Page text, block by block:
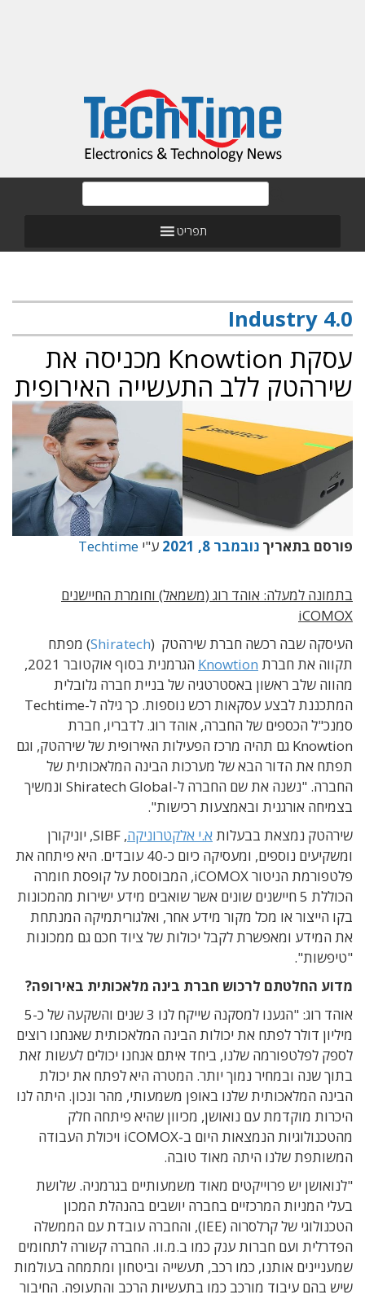
תפריט
Industry 4.0
עסקת Knowtion מכניסה את
שירהטק ללב התעשייה האירופית
פורסם בתאריך נובמבר 8, 2021 ע"י Techtime
בתמונה למעלה: אוהד רוג (משמאל) וחומרת החיישנים
iCOMOX
העיסקה שבה רכשה חברת שירהטק (Shiratech) מפתח
תקווה את חברת Knowtion
הגרמנית בסוף אוקטובר 2021,
מהווה שלב ראשון באסטרטגיה של בניית חברה גלובלית
המתכננת לבצע עסקאות רכש נוספות. כך גילה ל-Techtime
סמנכ"ל הכספים של החברה, אוהד רוג. לדבריו, חברת
Knowtion גם תהיה מרכז הפעילות האירופית של שירהטק, וגם
תפתח את הדור הבא של מערכות הבינה המלאכותית של
החברה. "נשנה את שם החברה ל-Shiratech Global ונמשיך
בצמיחה אורגנית ובאמצעות רכישות".
שירהטק נמצאת בבעלות א.י אלקטרוניקה,
SIBF, יוניקורן
ומשקיעים נוספים, ומעסיקה כיום כ-40 עובדים. היא פיתחה את
פלטפורמת הניטור iCOMOX, המבוססת על קופסת חומרה
הכוללת 5 חיישנים שונים אשר שואבים מידע ישירות מהמכונות
בקו הייצור או מכל מקור מידע אחר, ואלגוריתמיקה המנתחת
את המידע ומאפשרת לקבל יכולות של ציוד חכם גם ממכונות
"טיפשות".
מדוע החלטתם לרכוש חברת בינה מלאכותית באירופה?
אוהד רוג: "הגענו למסקנה שייקח לנו 3 שנים והשקעה של כ-5
מיליון דולר לפתח את יכולות הבינה המלאכותית שאנחנו רוצים
לספק לפלטפורמה שלנו, ביחד איתם אנחנו יכולים לעשות זאת
בתוך שנה ובמחיר נמוך יותר. המטרה היא לפתח את יכולת
הבינה המלאכותית שלנו באופן משמעותי, מהר ונכון. היתה לנו
היכרות מוקדמת עם נואושן, מכיוון שהיא פיתחה חלק
מהטכנולוגיות הנמצאות היום ב-iCOMOX ויכולת העבודה
המשותפת שלנו היתה מאוד טובה.
"לנואושן יש פרוייקטים מאוד משמעותיים בגרמניה. שלושת
בעלי המניות המרכזיים בחברה יושבים בהנהלת המכון
הטכנולוגי של קרלסרוה (IEE), והחברה עובדת עם הממשלה
הפדרלית ועם חברות ענק כמו ב.מ.וו. החברה קשורה לתחומים
שמעניינים אותנו, כמו רכב, תעשייה וביטחון ומתמחה בעולמות
שיש בהם עיבוד מורכב כמו בתעשיות הרכב והתעופה. החיבור